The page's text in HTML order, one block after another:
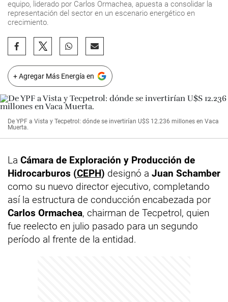
equipo, liderado por Carlos Ormachea, apuesta a consolidar la
representación del sector en un escenario energético en
crecimiento.
+ Agregar Más Energía en
De YPF a Vista y Tecpetrol: dónde se invertirían U$S 12.236 millones en Vaca
Muerta.
La Cámara de Exploración y Producción de
Hidrocarburos (CEPH) designó a Juan Schamber
como su nuevo director ejecutivo, completando
así la estructura de conducción encabezada por
Carlos Ormachea, chairman de Tecpetrol, quien
fue reelecto en julio pasado para un segundo
período al frente de la entidad.